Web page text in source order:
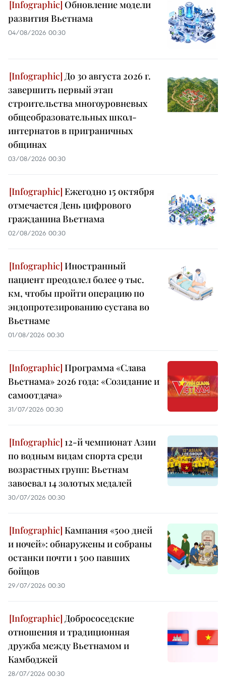
Обновление модели
развития Вьетнама
04/08/2026 00:30
До 30 августа 2026 г.
завершить первый этап
строительства многоуровневых
общеобразовательных школ-
интернатов в приграничных
общинах
03/08/2026 00:30
Ежегодно 15 октября
отмечается День цифрового
гражданина Вьетнама
02/08/2026 00:30
Иностранный
пациент преодолел более 9 тыс.
км, чтобы пройти операцию по
эндопротезированию сустава во
Вьетнаме
01/08/2026 00:30
Программа «Слава
Вьетнама» 2026 года: «Созидание и
самоотдача»
31/07/2026 00:30
12-й чемпионат Азии
по водным видам спорта среди
возрастных групп: Вьетнам
завоевал 14 золотых медалей
30/07/2026 00:30
Кампания «500 дней
и ночей»: обнаружены и собраны
останки почти 1 500 павших
бойцов
29/07/2026 00:30
Добрососедские
отношения и традиционная
дружба между Вьетнамом и
Камбоджей
28/07/2026 00:30